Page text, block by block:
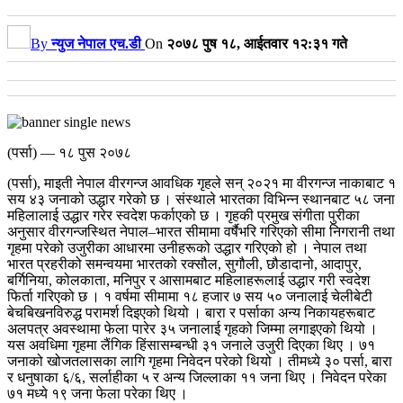
Byन्युज नेपाल एच.डी On २०७८ पुष १८, आईतवार १२:३१ गते
(पर्सा) — १८ पुस २०७८
(पर्सा), माइती नेपाल वीरगन्ज आवधिक गृहले सन् २०२१ मा वीरगन्ज नाकाबाट १
सय ४३ जनाको उद्धार गरेको छ । संस्थाले भारतका विभिन्न स्थानबाट ५८ जना
महिलालाई उद्धार गरेर स्वदेश फर्काएको छ ।गृहकी प्रमुख संगीता पुरीका
अनुसार वीरगन्जस्थित नेपाल–भारत सीमामा वर्षैभरि गरिएको सीमा निगरानी तथा
गृहमा परेको उजुरीका आधारमा उनीहरूको उद्धार गरिएको हो । नेपाल तथा
भारत प्रहरीको समन्वयमा भारतको रक्सौल, सुगौली, छौडादानो, आदापुर,
बर्गिनिया, कोलकाता, मनिपुर र आसामबाट महिलाहरूलाई उद्धार गरी स्वदेश
फिर्ता गरिएको छ । १ वर्षमा सीमामा १८ हजार ७ सय ५० जनालाई चेलीबेटी
बेचबिखनविरुद्ध परामर्श दिइएको थियो । बारा र पर्साका अन्य निकायहरूबाट
अलपत्र अवस्थामा फेला पारेर ३५ जनालाई गृहको जिम्मा लगाइएको थियो ।
यस अवधिमा गृहमा लैंगिक हिंसासम्बन्धी ३१ जनाले उजुरी दिएका थिए । ७१
जनाको खोजतलासका लागि गृहमा निवेदन परेको थियो । तीमध्ये ३० पर्सा, बारा
र धनुषाका ६/६, सर्लाहीका ५ र अन्य जिल्लाका ११ जना थिए । निवेदन परेका
७१ मध्ये १९ जना फेला परेका थिए ।